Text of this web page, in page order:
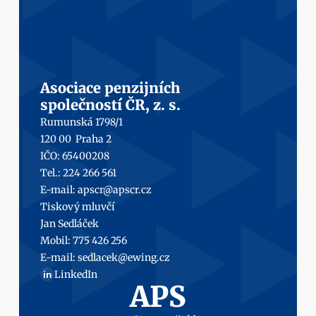
Asociace penzijních
společností ČR, z. s.
Rumunská 1798/1
120 00  Praha 2
IČO: 65400208
Tel.: 224 266 561
E-mail: apscr@apscr.cz
Tiskový mluvčí
Jan Sedláček
Mobil: 775 426 256
E-mail: sedlacek@ewing.cz
in LinkedIn
APS